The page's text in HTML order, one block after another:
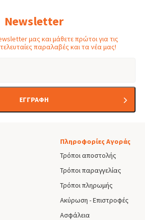
Newsletter
μας και μάθετε πρώτοι για τις
παραλαβές και τα νέα μας!
ΕΓΓΡΑΦΗ
Πληροφορίες Αγοράς
Τρόποι αποστολής
Τρόποι παραγγελίας
Τρόποι πληρωμής
Ακύρωση - Επιστροφές
Ασφάλεια